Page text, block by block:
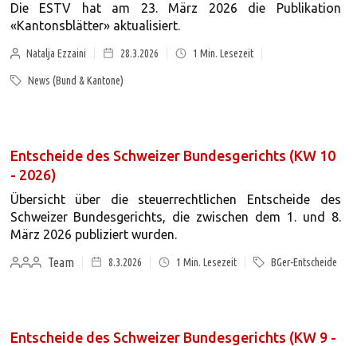
Die ESTV hat am 23. März 2026 die Publikation
«Kantonsblätter» aktualisiert.
Natalja Ezzaini 28.3.2026 1 Min. Lesezeit
News (Bund & Kantone)
Entscheide des Schweizer Bundesgerichts (KW 10
- 2026)
Übersicht über die steuerrechtlichen Entscheide des
Schweizer Bundesgerichts, die zwischen dem 1. und 8.
März 2026 publiziert wurden.
Team
8.3.2026 1 Min. Lesezeit BGer-Entscheide
Entscheide des Schweizer Bundesgerichts (KW 9 -